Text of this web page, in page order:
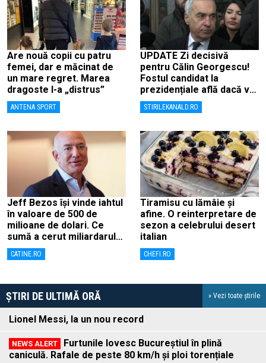
Are nouă copii cu patru
femei, dar e măcinat de
un mare regret. Marea
dragoste l-a „distrus”
ANTENA SPORT
UPDATE Zi decisivă
pentru Călin Georgescu!
Fostul candidat la
prezidențiale află dacă va
fi judecat pentru tentativă
de lovitură de stat
STIRILEKANALD.RO
Jeff Bezos își vinde iahtul
în valoare de 500 de
milioane de dolari. Ce
sumă a cerut miliardarul
pentru nava sa, Koru
CATINE.RO
Tiramisu cu lămâie și
afine. O reinterpretare de
sezon a celebrului desert
italian
CHEFI.RO
ȘTIRI DE ULTIMĂ ORĂ » Vezi toate știrile
Lionel Messi, la un nou record
Furtunile lovesc Bucureștiul în plină
caniculă. Rafale de peste 80 km/h și ploi torențiale